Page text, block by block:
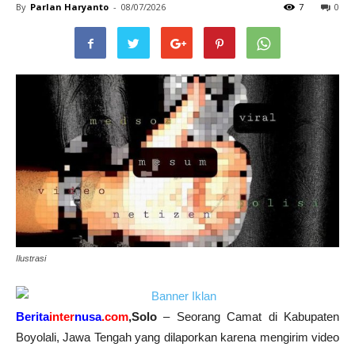
By Parlan Haryanto - 08/07/2026 0
7
Ilustrasi
Beritainternusa.com,Solo – Seorang Camat di Kabupaten
Boyolali, Jawa Tengah yang dilaporkan karena mengirim video